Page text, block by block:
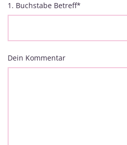
1. Buchstabe Betreff*
Dein Kommentar